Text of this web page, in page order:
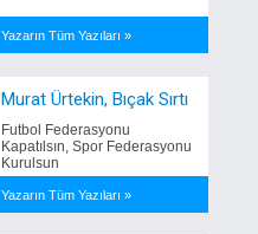
Yazarın Tüm Yazıları »
Murat Ürtekin, Bıçak Sırtı
Futbol Federasyonu
Kapatılsın, Spor Federasyonu
Kurulsun
Yazarın Tüm Yazıları »